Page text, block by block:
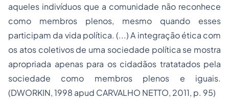
aqueles indivíduos que a comunidade não reconhece
como membros plenos, mesmo quando esses
participam da vida política. (...) A integração ética com
os atos coletivos de uma sociedade política se mostra
apropriada apenas para os cidadãos tratatados pela
sociedade como membros plenos e iguais.
(DWORKIN, 1998 apud CARVALHO NETTO, 2011, p. 95)